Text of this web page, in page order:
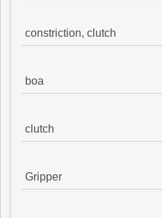
constriction, clutch
boa
clutch
Gripper